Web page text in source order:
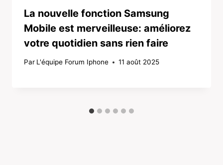
La nouvelle fonction Samsung
Mobile est merveilleuse: améliorez
votre quotidien sans rien faire
Par L'équipe Forum Iphone 11 août 2025